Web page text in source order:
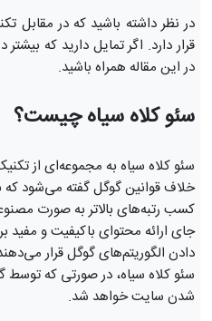
در نظر داشته باشید که در مقابل
قرار دارد. اگر تمایل دارید که
در این مقاله همراه باشید.
سئو کلاه سیاه چیست؟
سئو کلاه سیاه به مجموعه‌ای از
خلاف قوانین گوگل گفته می‌شود
کسب رتبه‌های بالاتر به صورت
جای ارائه محتوای باکیفیت و مفید
دادن الگوریتم‌های گوگل قرار
سئو کلاه سیاه، در صورتی که توسط
شدن سایت خواهد شد.